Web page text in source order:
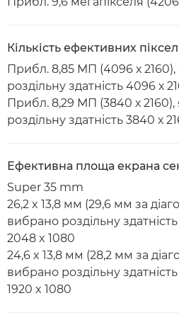
Кількість ефективних
Прибл. 8,85 МП (4096 х
роздільну здатність 4096 х
Прибл. 8,29 МП (3840 х
роздільну здатність 3840 х
Ефективна площа екрана
Super 35 mm
26,2 x 13,8 мм (29,6 мм за
вибрано роздільну
2048 x 1080
24,6 x 13,8 мм (28,2 мм за
вибрано роздільну
1920 x 1080